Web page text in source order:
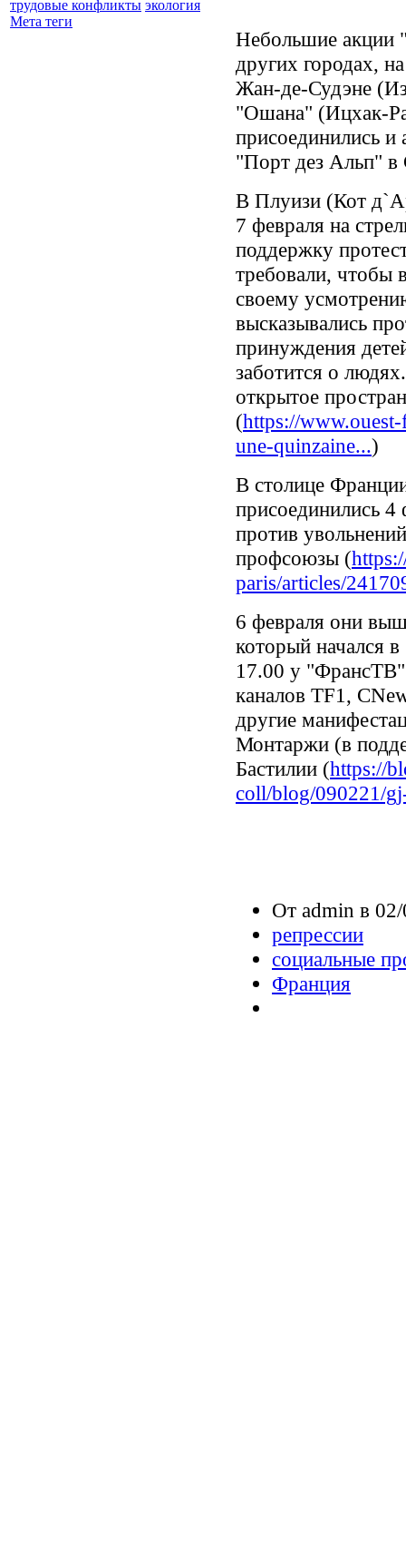
трудовые конфликты экология
Мета теги
Небольшие акции
других городах,
Жан-де-Судэне
"Ошана" (Ицхак-
присоединились
"Порт дез Альп"
В Плуизи (Кот
7 февраля на
поддержку
требовали, чтобы
своему
высказывались
принуждения
заботится о
открытое
(https://
une-quinzaine...)
В столице
присоединились
против
профсоюзы (
paris/articles/
6 февраля они
который начался
17.00 у
каналов TF1,
другие
Монтаржи (в
Бастилии (https://
coll/blog/090221/
От admin в
репрессии
социальные
Франция